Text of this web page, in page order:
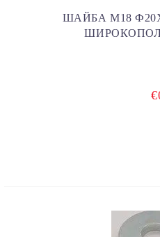
ШАЙБА M18